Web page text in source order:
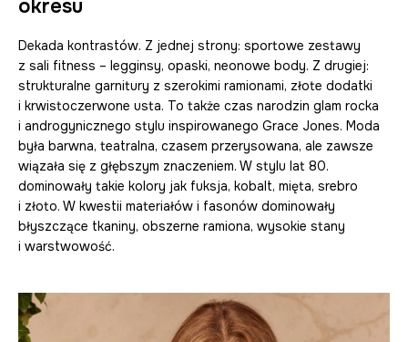
okresu
Dekada kontrastów. Z jednej strony: sportowe zestawy
z sali fitness – legginsy, opaski, neonowe body. Z drugiej:
strukturalne garnitury z szerokimi ramionami, złote dodatki
i krwistoczerwone usta. To także czas narodzin glam rocka
i androgynicznego stylu inspirowanego Grace Jones. Moda
była barwna, teatralna, czasem przerysowana, ale zawsze
wiązała się z głębszym znaczeniem. W stylu lat 80.
dominowały takie kolory jak fuksja, kobalt, mięta, srebro
i złoto. W kwestii materiałów i fasonów dominowały
błyszczące tkaniny, obszerne ramiona, wysokie stany
i warstwowość.